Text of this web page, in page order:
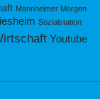
Mannheimer Morgen
Sozialstation
Youtube